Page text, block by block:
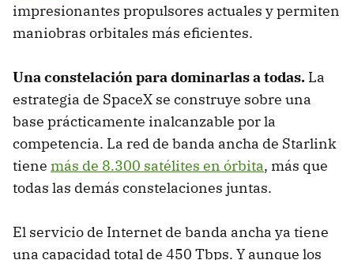
impresionantes propulsores actuales y permiten
maniobras orbitales más eficientes.
Una constelación para dominarlas a todas. La
estrategia de SpaceX se construye sobre una
base prácticamente inalcanzable por la
competencia. La red de banda ancha de Starlink
tiene más de 8.300 satélites en órbita, más que
todas las demás constelaciones juntas.
El servicio de Internet de banda ancha ya tiene
una capacidad total de 450 Tbps. Y aunque los